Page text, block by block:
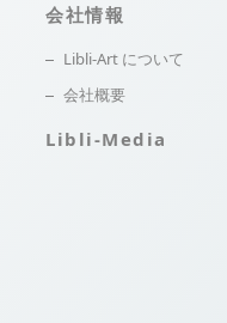
会社情報
Libli-Art について
会社概要
Libli-Media